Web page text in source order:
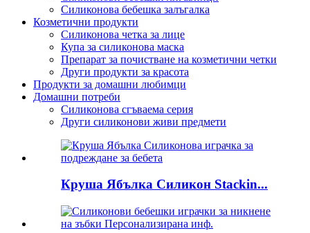
Силиконова бебешка залъгалка
Козметични продукти
Силиконова четка за лице
Купа за силиконова маска
Препарат за почистване на козметични четки
Други продукти за красота
Продукти за домашни любимци
Домашни потреби
Силиконова сгъваема серия
Други силиконови живи предмети
Круша Ябълка Силикон Stackin...